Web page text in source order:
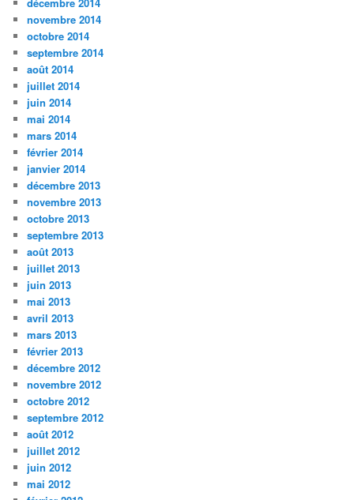
novembre 2014
octobre 2014
septembre 2014
août 2014
juillet 2014
juin 2014
mai 2014
mars 2014
février 2014
janvier 2014
décembre 2013
novembre 2013
octobre 2013
septembre 2013
août 2013
juillet 2013
juin 2013
mai 2013
avril 2013
mars 2013
février 2013
décembre 2012
novembre 2012
octobre 2012
septembre 2012
août 2012
juillet 2012
juin 2012
mai 2012